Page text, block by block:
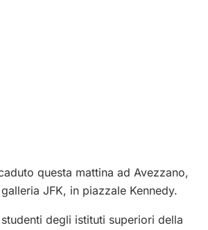
questa mattina ad Avezzano,
JFK, in piazzale Kennedy.
degli istituti superiori della